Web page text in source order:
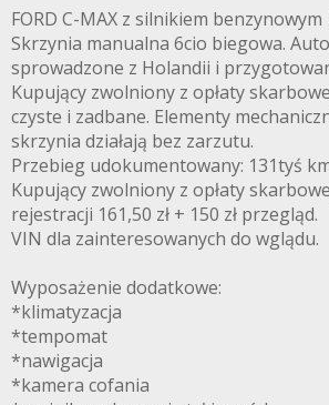
FORD C-MAX z silnikiem
Skrzynia manualna 6cio biegowa.
sprowadzone z Holandii i
Kupujący zwolniony z opłaty
czyste i zadbane. Elementy
skrzynia działają bez zarzutu.
Przebieg udokumentowany: 131tyś
Kupujący zwolniony z opłaty
rejestracji 161,50 zł + 150 zł przegląd.
VIN dla zainteresowanych do wglądu.
Wyposażenie dodatkowe:
*klimatyzacja
*tempomat
*nawigacja
*kamera cofania